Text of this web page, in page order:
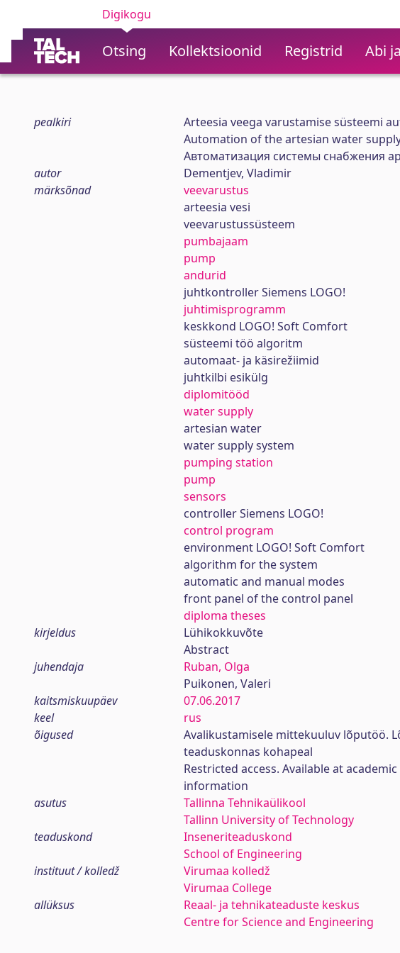
Digikogu
Otsing Kollektsioonid Registrid Abi
pealkiri
Arteesia veega varustamise süsteemi
Automation of the artesian water
Автоматизация системы снабжения
autor
Dementjev, Vladimir
märksõnad
veevarustus
arteesia vesi
veevarustussüsteem
pumbajaam
pump
andurid
juhtkontroller Siemens LOGO!
juhtimisprogramm
keskkond LOGO! Soft Comfort
süsteemi töö algoritm
automaat- ja käsirežiimid
juhtkilbi esikülg
diplomitööd
water supply
artesian water
water supply system
pumping station
pump
sensors
controller Siemens LOGO!
control program
environment LOGO! Soft Comfort
algorithm for the system
automatic and manual modes
front panel of the control panel
diploma theses
kirjeldus
Lühikokkuvõte
Abstract
juhendaja
Ruban, Olga
Puikonen, Valeri
kaitsmiskuupäev
07.06.2017
keel
rus
õigused
Avalikustamisele mittekuuluv lõputöö.
teaduskonnas kohapeal
Restricted access. Available at
information
asutus
Tallinna Tehnikaülikool
Tallinn University of Technology
teaduskond
Inseneriteaduskond
School of Engineering
instituut / kolledž
Virumaa kolledž
Virumaa College
allüksus
Reaal- ja tehnikateaduste keskus
Centre for Science and Engineering